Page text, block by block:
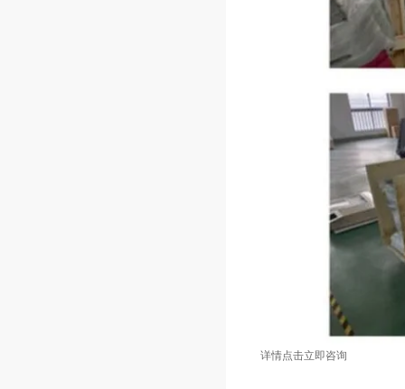
详情点击立即咨询